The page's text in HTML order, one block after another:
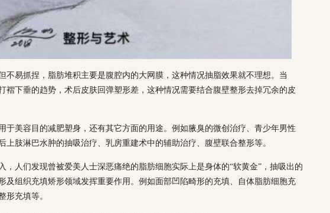
不易抓捏，脂肪堆积主要是腹腔内的大网膜，这种情况抽脂效果就不理想。当
褶下垂的趋势，术后皮肤回弹塑形差，这种情况需要结合腹壁整形去掉冗余的皮
于美容目的减肥塑身，还有其它方面的用途。例如腋臭的微创治疗、青少年男性
上肢淋巴水肿的抽吸治疗、乳房重建术中的辅助治疗、腹壁联合整形等。
，人们发现曾被爱美人士深恶痛绝的脂肪细胞实际上是身体的“软黄金”，抽吸出的
及组织充填矫形领域发挥重要作用。例如面部凹陷畸形的充填、自体脂肪细胞充
形充填等。